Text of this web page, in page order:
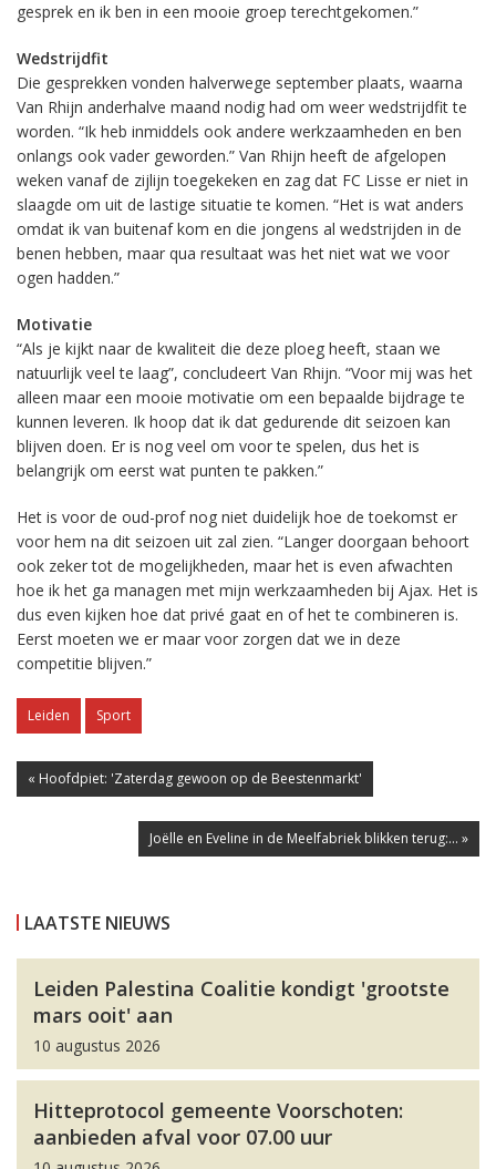
gesprek en ik ben in een mooie groep terechtgekomen.”
Wedstrijdfit
Die gesprekken vonden halverwege september plaats, waarna
Van Rhijn anderhalve maand nodig had om weer wedstrijdfit te
worden. “Ik heb inmiddels ook andere werkzaamheden en ben
onlangs ook vader geworden.” Van Rhijn heeft de afgelopen
weken vanaf de zijlijn toegekeken en zag dat FC Lisse er niet in
slaagde om uit de lastige situatie te komen. “Het is wat anders
omdat ik van buitenaf kom en die jongens al wedstrijden in de
benen hebben, maar qua resultaat was het niet wat we voor
ogen hadden.”
Motivatie
“Als je kijkt naar de kwaliteit die deze ploeg heeft, staan we
natuurlijk veel te laag”, concludeert Van Rhijn. “Voor mij was het
alleen maar een mooie motivatie om een bepaalde bijdrage te
kunnen leveren. Ik hoop dat ik dat gedurende dit seizoen kan
blijven doen. Er is nog veel om voor te spelen, dus het is
belangrijk om eerst wat punten te pakken.”
Het is voor de oud-prof nog niet duidelijk hoe de toekomst er
voor hem na dit seizoen uit zal zien. “Langer doorgaan behoort
ook zeker tot de mogelijkheden, maar het is even afwachten
hoe ik het ga managen met mijn werkzaamheden bij Ajax. Het is
dus even kijken hoe dat privé gaat en of het te combineren is.
Eerst moeten we er maar voor zorgen dat we in deze
competitie blijven.”
Leiden Sport
« Hoofdpiet: 'Zaterdag gewoon op de Beestenmarkt'
Joëlle en Eveline in de Meelfabriek blikken terug:... »
LAATSTE NIEUWS
Leiden Palestina Coalitie kondigt 'grootste
mars ooit' aan
10 augustus 2026
Hitteprotocol gemeente Voorschoten:
aanbieden afval voor 07.00 uur